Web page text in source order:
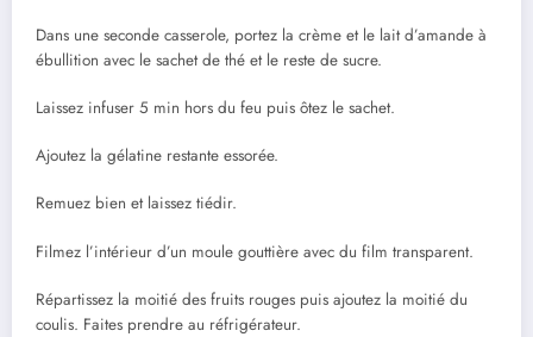
Dans une seconde casserole, portez la crème et le lait d’amande à
ébullition avec le sachet de thé et le reste de sucre.
Laissez infuser 5 min hors du feu puis ôtez le sachet.
Ajoutez la gélatine restante essorée.
Remuez bien et laissez tiédir.
Filmez l’intérieur d’un moule gouttière avec du film transparent.
Répartissez la moitié des fruits rouges puis ajoutez la moitié du
coulis. Faites prendre au réfrigérateur.